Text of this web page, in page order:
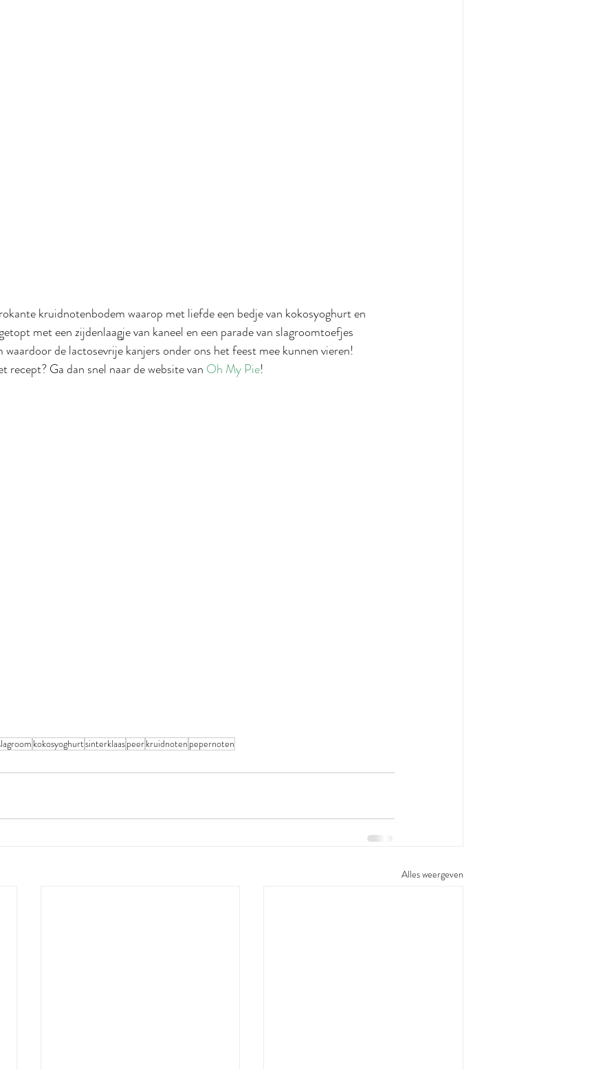
kruidnotenbodem waarop met liefde een bedje van kokosyoghurt en
met een zijdenlaagje van kaneel en een parade van slagroomtoefjes
waardoor de lactosevrije kanjers onder ons het feest mee kunnen vieren!
recept? Ga dan snel naar de website van Oh My Pie!
kokosyoghurtsinterklaaspeerkruidnoten pepernoten
Alles weergeven